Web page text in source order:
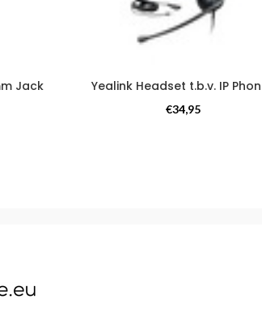
Jack
Yealink Headset t.b.v. IP
Headsets
€34,95